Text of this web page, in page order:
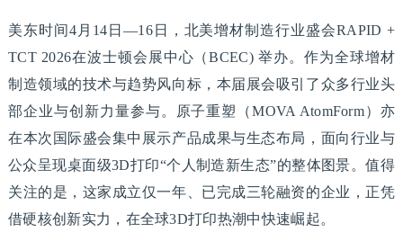
美东时间4月14日—16日，北美增材制造行业盛会RAPID +
TCT 2026在波士顿会展中心（BCEC) 举办。作为全球增材
制造领域的技术与趋势风向标，本届展会吸引了众多行业头
部企业与创新力量参与。原子重塑（MOVA AtomForm）亦
在本次国际盛会集中展示产品成果与生态布局，面向行业与
公众呈现桌面级3D打印“个人制造新生态”的整体图景。值得
关注的是，这家成立仅一年、已完成三轮融资的企业，正凭
借硬核创新实力，在全球3D打印热潮中快速崛起。